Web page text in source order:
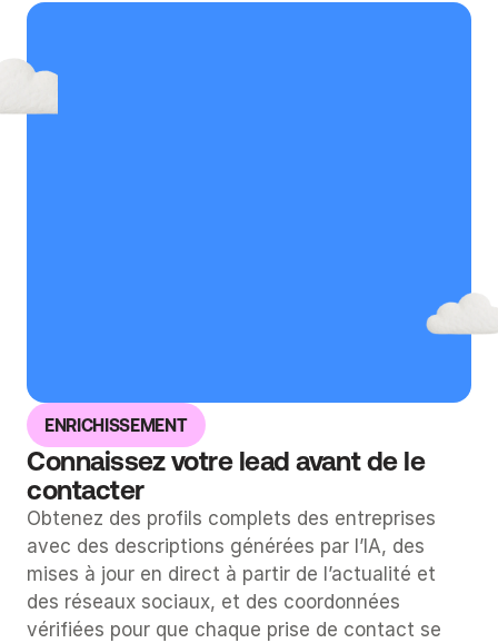
ENRICHISSEMENT
Connaissez votre lead avant de le
contacter
Obtenez des profils complets des entreprises
avec des descriptions générées par l’IA, des
mises à jour en direct à partir de l’actualité et
des réseaux sociaux, et des coordonnées
vérifiées pour que chaque prise de contact se